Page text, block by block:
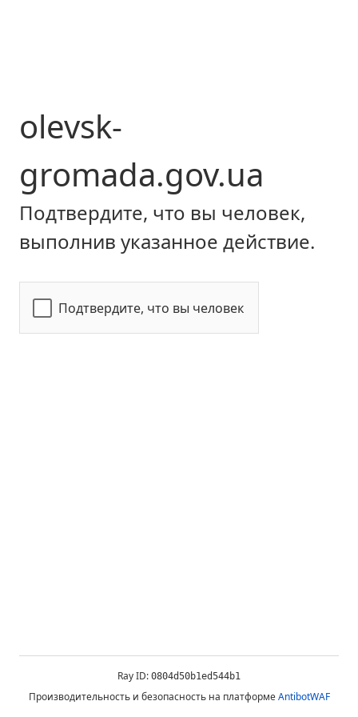
olevsk-
gromada.gov.ua
Подтвердите, что вы человек,
выполнив указанное действие.
Подтвердите, что вы человек
Ray ID: 0804d50b1ed544b1
Производительность и безопасность на платформеAntibotWAF